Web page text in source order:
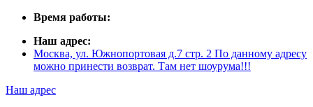
Время работы:
Наш адрес:
Москва, ул. Южнопортовая д.7 стр. 2 По данному адресу
можно принести возврат. Там нет шоурума!!!
Наш адрес